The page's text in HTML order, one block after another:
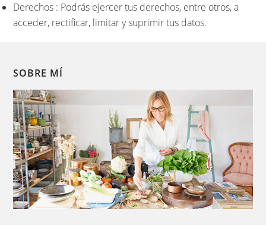
Derechos : Podrás ejercer tus derechos, entre otros, a
acceder, rectificar, limitar y suprimir tus datos.
SOBRE MÍ